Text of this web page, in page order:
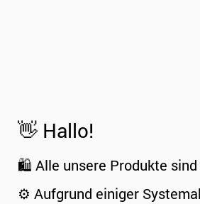
👋 Hallo!
🛍️ Alle unsere Produkte
⚙️ Aufgrund einiger